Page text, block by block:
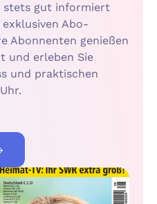
stets gut informiert
Abo-
Abonnenten genießen
und erleben Sie
und praktischen